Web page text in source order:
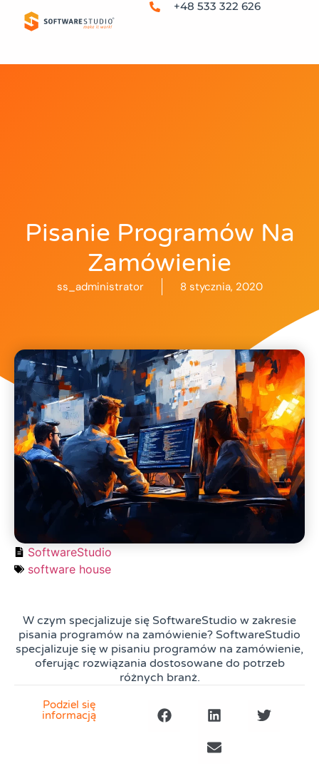
+48 533 322 626
Pisanie Programów Na
Zamówienie
ss_administrator 8 stycznia, 2020
SoftwareStudio
software house
W czym specjalizuje się SoftwareStudio w zakresie
pisania programów na zamówienie? SoftwareStudio
specjalizuje się w pisaniu programów na zamówienie,
oferując rozwiązania dostosowane do potrzeb
różnych branż.
Podziel się
informacją